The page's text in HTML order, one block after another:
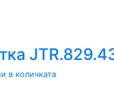
в количката